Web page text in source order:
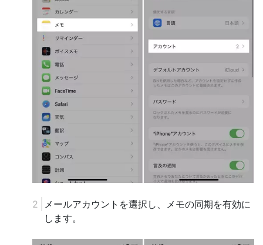
メールアカウントを選択し、メモの同期を有効に
します。